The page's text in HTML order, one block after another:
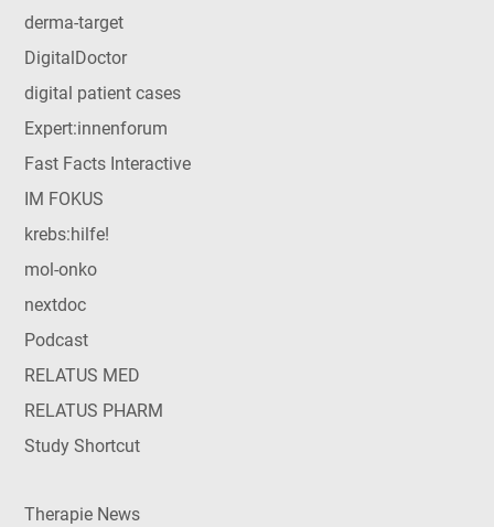
derma-target
DigitalDoctor
digital patient cases
Expert:innenforum
Fast Facts Interactive
IM FOKUS
krebs:hilfe!
mol-onko
nextdoc
Podcast
RELATUS MED
RELATUS PHARM
Study Shortcut
Therapie News